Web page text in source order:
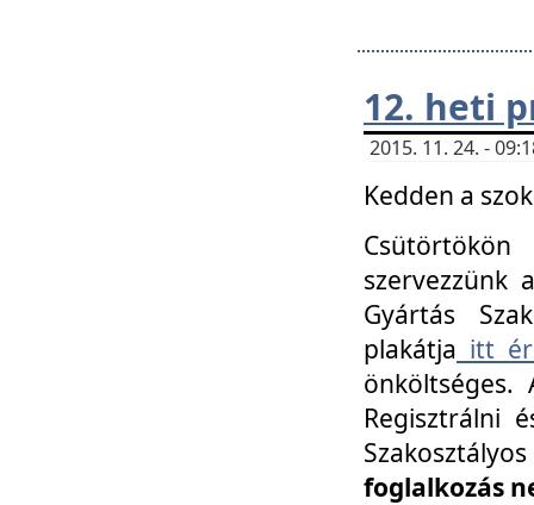
12. heti
2015. 11. 24. -
Kedden a
szervezzünk
Gyártás
plakátja itt
Regisztrálni
foglalkozás